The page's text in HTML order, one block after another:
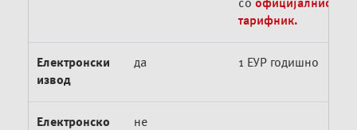
со официјалниот
тарифник.
Електронски
извод
да 1 ЕУР годишно
Електронско
не